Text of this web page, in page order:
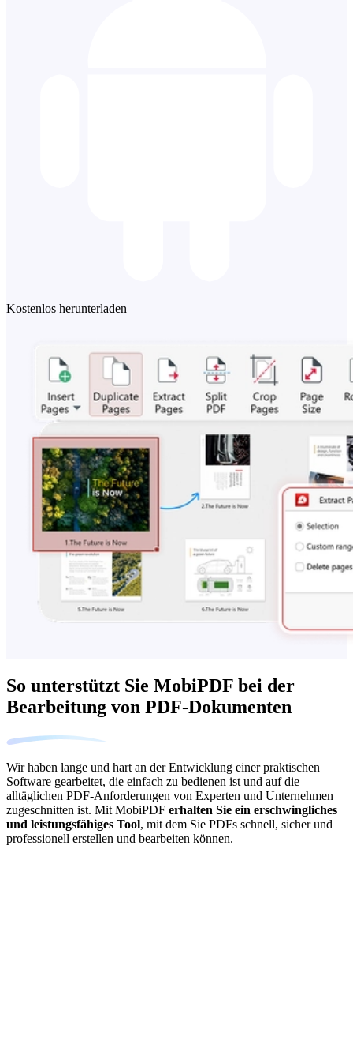
Kostenlos herunterladen
So unterstützt Sie MobiPDF bei der
Bearbeitung von PDF-Dokumenten
Wir haben lange und hart an der Entwicklung einer praktischen
Software gearbeitet, die einfach zu bedienen ist und auf die
alltäglichen PDF-Anforderungen von Experten und Unternehmen
zugeschnitten ist. Mit MobiPDF erhalten Sie ein erschwingliches
und leistungsfähiges Tool, mit dem Sie PDFs schnell, sicher und
professionell erstellen und bearbeiten können.